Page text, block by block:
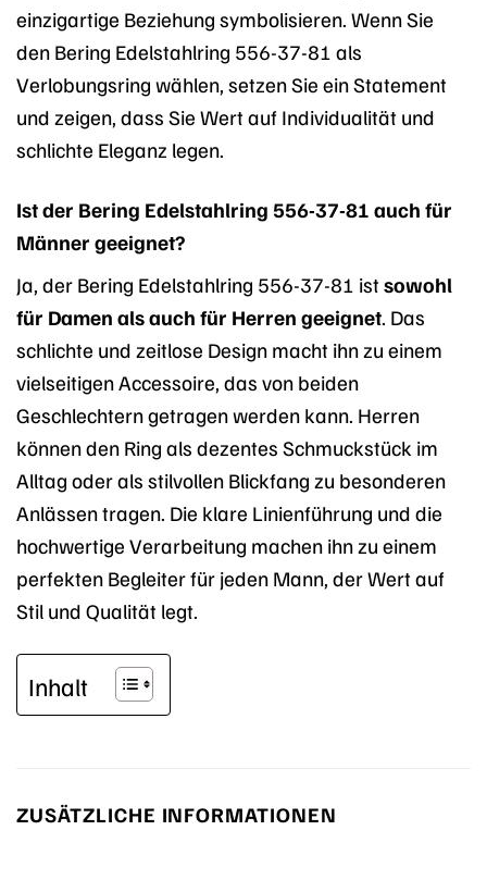
einzigartige Beziehung symbolisieren. Wenn Sie
den Bering Edelstahlring 556-37-81 als
Verlobungsring wählen, setzen Sie ein Statement
und zeigen, dass Sie Wert auf Individualität und
schlichte Eleganz legen.
Ist der Bering Edelstahlring 556-37-81 auch für
Männer geeignet?
Ja, der Bering Edelstahlring 556-37-81 ist sowohl
für Damen als auch für Herren geeignet. Das
schlichte und zeitlose Design macht ihn zu einem
vielseitigen Accessoire, das von beiden
Geschlechtern getragen werden kann. Herren
können den Ring als dezentes Schmuckstück im
Alltag oder als stilvollen Blickfang zu besonderen
Anlässen tragen. Die klare Linienführung und die
hochwertige Verarbeitung machen ihn zu einem
perfekten Begleiter für jeden Mann, der Wert auf
Stil und Qualität legt.
Inhalt
ZUSÄTZLICHE INFORMATIONEN